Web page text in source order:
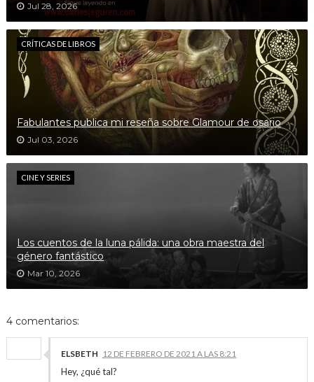
Jul 28, 2026
CRÍTICAS DE LIBROS
Fabulantes publica mi reseña sobre Glamour de osario
Jul 03, 2026
CINE Y SERIES
Los cuentos de la luna pálida: una obra maestra del
género fantástico
Mar 10, 2026
4 comentarios:
ELSBETH 12 DE FEBRERO DE 2021 A LAS 8:21
Hey, ¿qué tal?